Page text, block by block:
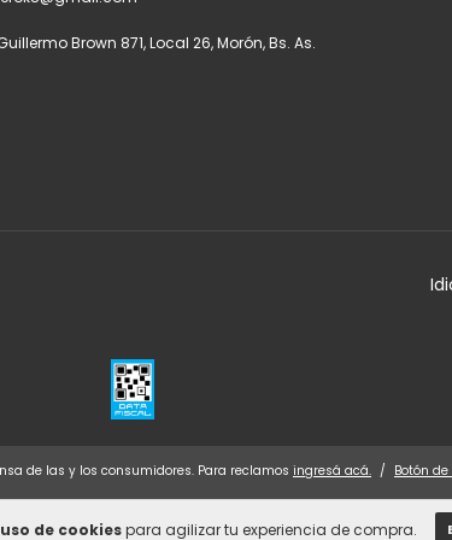
de cookiespara agilizar tu experiencia de compra.
Brown 871, Local 26, Morón, Bs. As.
de las y los consumidores. Para reclamos ingresá acá. / Botón